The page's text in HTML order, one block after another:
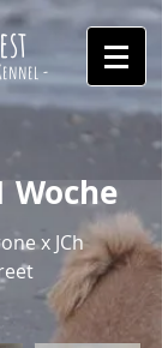
-
Woche
x JCh